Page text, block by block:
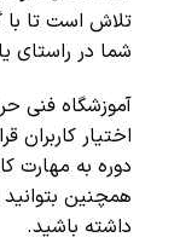
تلاش است تا با
شما در راستای
آموزشگاه فنی
اختیار کاربران
دوره به مهارت
همچنین
داشته باشید.